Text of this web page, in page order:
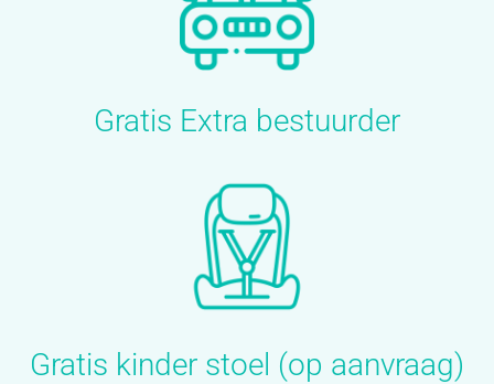
Gratis Extra bestuurder
Gratis kinder stoel (op aanvraag)